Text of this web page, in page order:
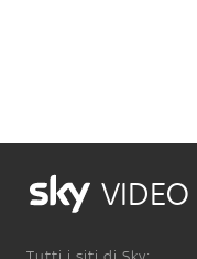
VIDEO